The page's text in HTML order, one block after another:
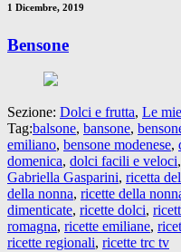
1 Dicembre, 2019
Bensone
Sezione: Dolci e frutta, Le
Tag:balsone, bansone,
emiliano, bensone modenese,
domenica, dolci facili e veloci,
Gabriella Gasparini, ricetta
della nonna, ricette della
dimenticate, ricette dolci,
romagna, ricette emiliane,
ricette regionali, ricette trc tv